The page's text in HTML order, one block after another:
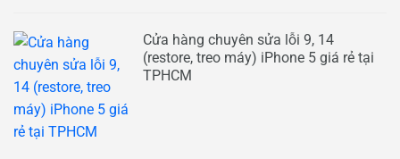
Cửa hàng chuyên sửa lỗi 9, 14
(restore, treo máy) iPhone 5 giá rẻ tại
TPHCM